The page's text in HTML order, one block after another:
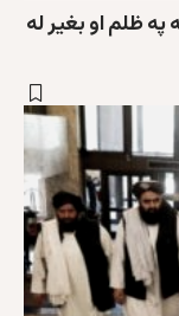
ظلم او بغیر له